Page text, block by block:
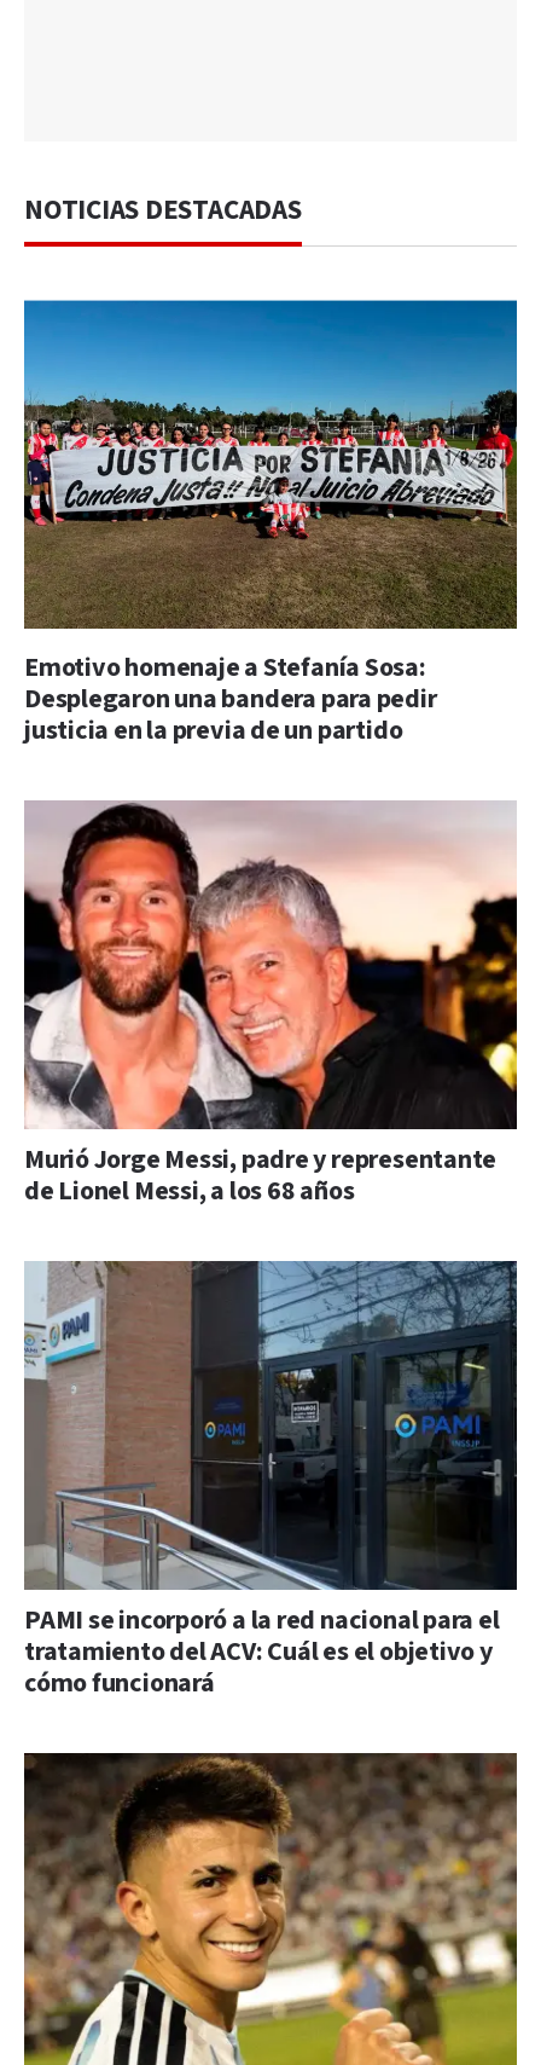
NOTICIAS DESTACADAS
Emotivo homenaje a Stefanía Sosa:
Desplegaron una bandera para pedir
justicia en la previa de un partido
Murió Jorge Messi, padre y representante
de Lionel Messi, a los 68 años
PAMI se incorporó a la red nacional para el
tratamiento del ACV: Cuál es el objetivo y
cómo funcionará